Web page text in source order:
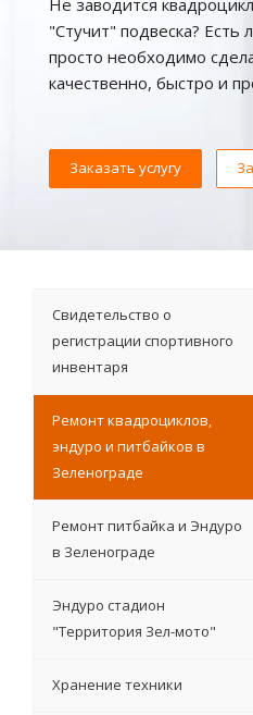
Не заводится
"Стучит" подвеска? Есть
просто необходимо
качественно, быстро и
Заказать услугу
Свидетельство о
регистрации спортивного
инвентаря
Ремонт квадроциклов,
эндуро и питбайков в
Зеленограде
Ремонт питбайка и Эндуро
в Зеленограде
Эндуро стадион
"Территория Зел-мото"
Хранение техники